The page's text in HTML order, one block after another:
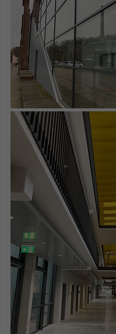
Show larger version for:
Zweck
generierte
Speicherung
Betreiber
Name fe_typo_user /
Anbieter TYPO3
Laufzeit 1 Woche
Zweck
Dieses
Cookie von
eines
kann der
Zugang zu
gewährt.
Name be_typo_user
Anbieter TYPO3
Laufzeit 1 Tag
Zweck
Dieser
ein Besucher
angemeldet